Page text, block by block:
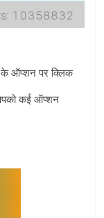
ऑप्‍शन पर क्लिक
कई ऑप्‍शन